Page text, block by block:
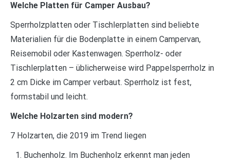
Welche Platten für Camper Ausbau?
Sperrholzplatten oder Tischlerplatten sind beliebte
Materialien für die Bodenplatte in einem Campervan,
Reisemobil oder Kastenwagen. Sperrholz- oder
Tischlerplatten – üblicherweise wird Pappelsperrholz in
2 cm Dicke im Camper verbaut. Sperrholz ist fest,
formstabil und leicht.
Welche Holzarten sind modern?
7 Holzarten, die 2019 im Trend liegen
Buchenholz. Im Buchenholz erkennt man jeden